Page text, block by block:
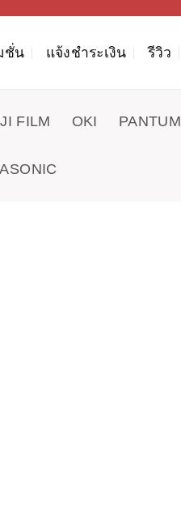
ชั่น แจ้งชำระเงิน รีวิว
FILM OKI PANTUM